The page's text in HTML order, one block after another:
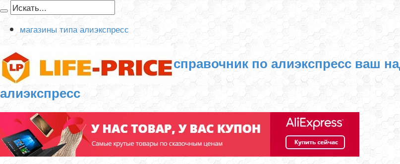
магазины типа алиэкспресс
справочник по алиэкспресс ваш
алиэкспресс